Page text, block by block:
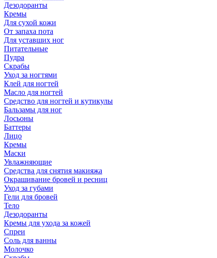
Дезодоранты
Кремы
Для сухой кожи
От запаха пота
Для уставших ног
Питательные
Пудра
Скрабы
Уход за ногтями
Клей для ногтей
Масло для ногтей
Средство для ногтей и кутикулы
Бальзамы для ног
Лосьоны
Баттеры
Лицо
Кремы
Маски
Увлажняющие
Средства для снятия макияжа
Окрашивание бровей и ресниц
Уход за губами
Гели для бровей
Тело
Дезодоранты
Кремы для ухода за кожей
Спреи
Соль для ванны
Молочко